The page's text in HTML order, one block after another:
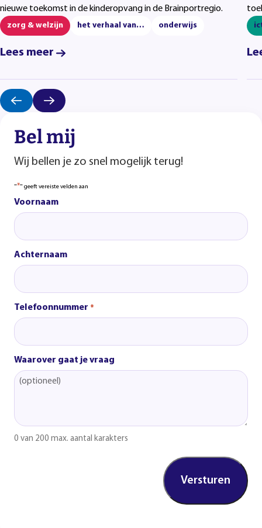
nieuwe toekomst in de kinderopvang in de Brainportregio.
zorg & welzijn het verhaal van… onderwijs
Lees meer
Bel mij
Wij bellen je zo snel mogelijk terug!
"*" geeft vereiste velden aan
Voornaam
Achternaam
Telefoonnummer *
Waarover gaat je vraag
0 van 200 max. aantal karakters